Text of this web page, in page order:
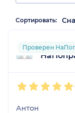
Сортировать:
Проверен
Антон